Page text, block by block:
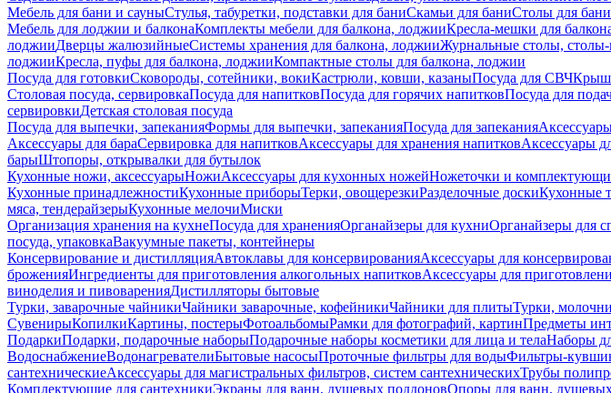
Мебель для бани и сауныСтулья, табуретки, подставки для баниСкамьи для баниСтолы для бани
Мебель для лоджии и балконаКомплекты мебели для балкона, лоджииКресла-мешки для
лоджииДверцы жалюзийныеСистемы хранения для балкона, лоджииЖурнальные столы,
лоджииКресла, пуфы для балкона, лоджииКомпактные столы для балкона, лоджии
Посуда для готовкиСковороды, сотейники, вокиКастрюли, ковши, казаныПосуда для СВЧ
Столовая посуда, сервировкаПосуда для напитковПосуда для горячих напитковПосуда для
сервировкиДетская столовая посуда
Посуда для выпечки, запеканияФормы для выпечки, запеканияПосуда для запекания
Аксессуары для бараСервировка для напитковАксессуары для хранения напитковАксессуары
барыШтопоры, открывалки для бутылок
Кухонные ножи, аксессуарыНожиАксессуары для кухонных ножейНожеточки и
Кухонные принадлежностиКухонные приборыТерки, овощерезкиРазделочные доскиКухонные
мяса, тендерайзерыКухонные мелочиМиски
Организация хранения на кухнеПосуда для храненияОрганайзеры для кухниОрганайзеры для
посуда, упаковкаВакуумные пакеты, контейнеры
Консервирование и дистилляцияАвтоклавы для консервированияАксессуары для
броженияИнгредиенты для приготовления алкогольных напитковАксессуары для
виноделия и пивоваренияДистилляторы бытовые
Турки, заварочные чайникиЧайники заварочные, кофейникиЧайники для плитыТурки,
СувенирыКопилкиКартины, постерыФотоальбомыРамки для фотографий, картинПредметы
ПодаркиПодарки, подарочные наборыПодарочные наборы косметики для лица и телаНаборы
ВодоснабжениеВодонагревателиБытовые насосыПроточные фильтры для водыФильтры-
сантехническиеАксессуары для магистральных фильтров, систем сантехническихТрубы
Комплектующие для сантехникиЭкраны для ванн, душевых поддоновОпоры для ванн,